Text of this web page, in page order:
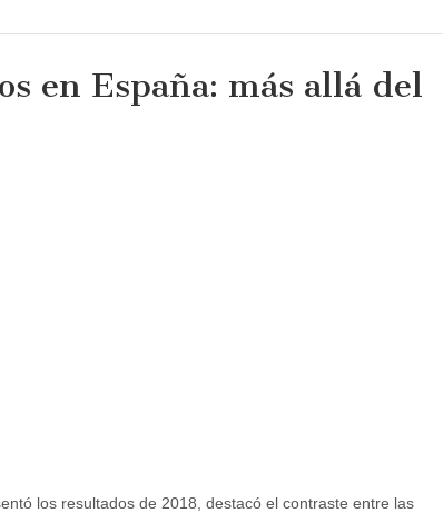
en España: más allá del
los resultados de 2018, destacó el contraste entre las